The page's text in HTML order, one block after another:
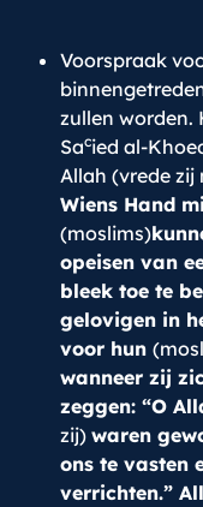
Voorspraak
zullen worden.
Sacied al-
Allah (vrede zij
Wiens Hand
(moslims)
opeisen van
bleek toe te
gelovigen in
voor hun
wanneer zij
zeggen: “O
zij) waren
ons te vasten
verrichten.”